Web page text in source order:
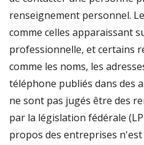
renseignement personnel.
comme celles apparaissant
professionnelle, et certains
comme les noms, les
téléphone publiés dans des
ne sont pas jugés être des
par la législation fédérale
propos des entreprises